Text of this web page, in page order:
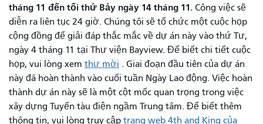
tháng 11 đến tối thứ Bảy ngày 14 tháng 11. Công việc sẽ
diễn ra liên tục 24 giờ. Chúng tôi sẽ tổ chức một cuộc họp
cộng đồng để giải đáp thắc mắc về dự án này vào thứ Tư,
ngày 4 tháng 11 tại Thư viện Bayview. Để biết chi tiết cuộc
họp, vui lòng xem thư mời . Giai đoạn đầu tiên của dự án
này đã hoàn thành vào cuối tuần Ngày Lao động. Việc hoàn
thành dự án này sẽ là một cột mốc quan trọng trong việc
xây dựng Tuyến tàu điện ngầm Trung tâm. Để biết thêm
thông tin, vui lòng truy cập trang web 4th and King của